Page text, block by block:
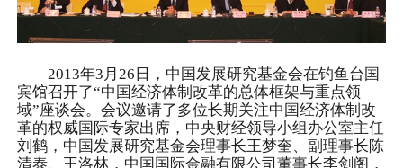
2013年3月26日，中国发展研究基金会在钓鱼台国
宾馆召开了“中国经济体制改革的总体框架与重点领
域”座谈会。会议邀请了多位长期关注中国经济体制改
革的权威国际专家出席，中央财经领导小组办公室主任
刘鹤，中国发展研究基金会理事长王梦奎、副理事长陈
清泰、王洛林，中国国际金融有限公司董事长李剑阁，